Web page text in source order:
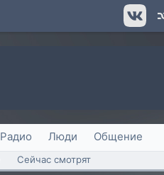
Радио Люди Общение
Сейчас смотрят